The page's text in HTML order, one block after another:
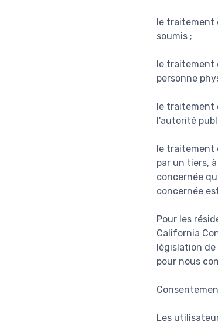
le traitement
soumis ;
le traitement
personne
le traitement
l'autorité
le traitement
par un tiers,
concernée
concernée
Pour les
California
législation de
pour nous
Les